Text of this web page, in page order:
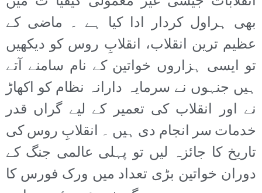
بھی ہراول کردار ادا کیا ہے ۔ ماضی کے
عظیم ترین انقلاب، انقلابِ روس کو دیکھیں
تو ایسی ہزاروں خواتین کے نام سامنے آتے
ہیں جنہوں نے سرمایہ دارانہ نظام کو اکھاڑ
نے اور انقلاب کی تعمیر کے لیے گراں قدر
خدمات سر انجام دی ہیں ۔ انقلابِ روس کی
تاریخ کا جائزہ لیں تو پہلی عالمی جنگ کے
دوران خواتین بڑی تعداد میں ورک فورس کا